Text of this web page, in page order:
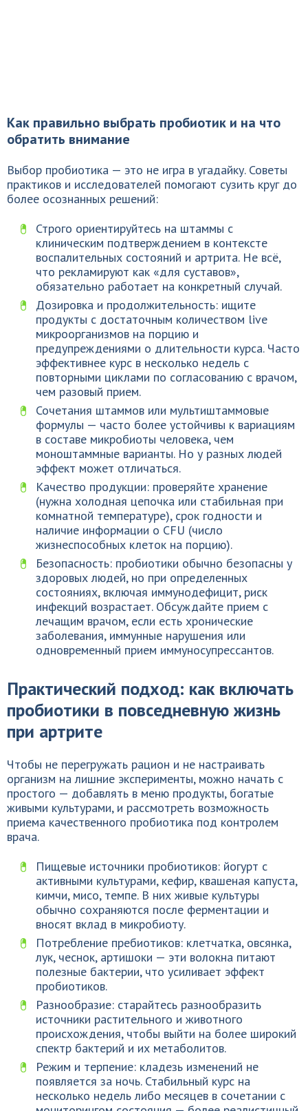
Как правильно выбрать пробиотик и на что
обратить внимание
Выбор пробиотика — это не игра в угадайку. Советы
практиков и исследователей помогают сузить круг до
более осознанных решений:
Строго ориентируйтесь на штаммы с
клиническим подтверждением в контексте
воспалительных состояний и артрита. Не всё,
что рекламируют как «для суставов»,
обязательно работает на конкретный случай.
Дозировка и продолжительность: ищите
продукты с достаточным количеством live
микроорганизмов на порцию и
предупреждениями о длительности курса. Часто
эффективнее курс в несколько недель с
повторными циклами по согласованию с врачом,
чем разовый прием.
Сочетания штаммов или мультиштаммовые
формулы — часто более устойчивы к вариациям
в составе микробиоты человека, чем
моноштаммные варианты. Но у разных людей
эффект может отличаться.
Качество продукции: проверяйте хранение
(нужна холодная цепочка или стабильная при
комнатной температуре), срок годности и
наличие информации о CFU (число
жизнеспособных клеток на порцию).
Безопасность: пробиотики обычно безопасны у
здоровых людей, но при определенных
состояниях, включая иммунодефицит, риск
инфекций возрастает. Обсуждайте прием с
лечащим врачом, если есть хронические
заболевания, иммунные нарушения или
одновременный прием иммуносупрессантов.
Практический подход: как включать
пробиотики в повседневную жизнь
при артрите
Чтобы не перегружать рацион и не настраивать
организм на лишние эксперименты, можно начать с
простого — добавлять в меню продукты, богатые
живыми культурами, и рассмотреть возможность
приема качественного пробиотика под контролем
врача.
Пищевые источники пробиотиков: йогурт с
активными культурами, кефир, квашеная капуста,
кимчи, мисо, темпе. В них живые культуры
обычно сохраняются после ферментации и
вносят вклад в микробиоту.
Потребление пребиотиков: клетчатка, овсянка,
лук, чеснок, артишоки — эти волокна питают
полезные бактерии, что усиливает эффект
пробиотиков.
Разнообразие: старайтесь разнообразить
источники растительного и животного
происхождения, чтобы выйти на более широкий
спектр бактерий и их метаболитов.
Режим и терпение: кладезь изменений не
появляется за ночь. Стабильный курс на
несколько недель либо месяцев в сочетании с